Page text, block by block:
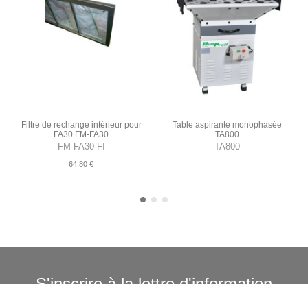
Filtre de rechange intérieur pour
FA30 FM-FA30
FM-FA30-FI
64,80 €
Table aspirante monophasée
TA800
TA800